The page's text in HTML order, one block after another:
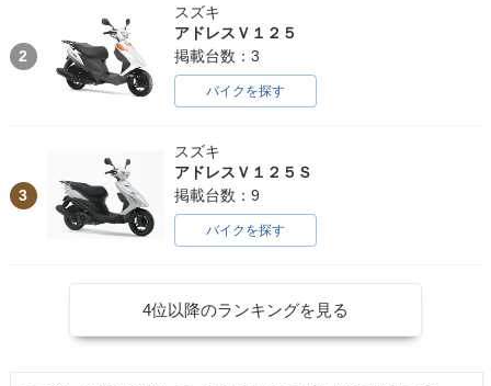
2
スズキ
アドレスＶ１２５
掲載台数：3
バイクを探す
3
スズキ
アドレスＶ１２５Ｓ
掲載台数：9
バイクを探す
4位以降のランキングを見る